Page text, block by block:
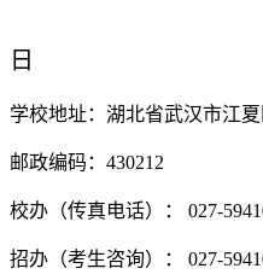
日
学校地址：湖北省武汉市江
邮政编码：430212
校办（传真电话）： 027-
招办（考生咨询）： 027-